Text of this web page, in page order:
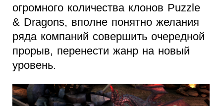
огромного количества клонов Puzzle
& Dragons, вполне понятно желания
ряда компаний совершить очередной
прорыв, перенести жанр на новый
уровень.